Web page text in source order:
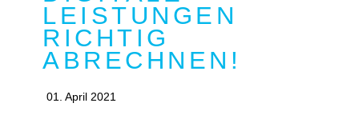
LEISTUNGEN
RICHTIG
ABRECHNEN!
01. April 2021